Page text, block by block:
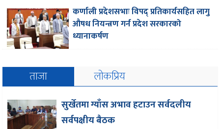
कर्णाली प्रदेशसभाः विपद् प्रतिकार्यसहित लागु
औषध नियन्त्रण गर्न प्रदेश सरकारको
ध्यानाकर्षण
ताजा लोकप्रिय
सुर्खेतमा ग्याँस अभाव हटाउन सर्वदलीय
सर्वपक्षीय बैठक